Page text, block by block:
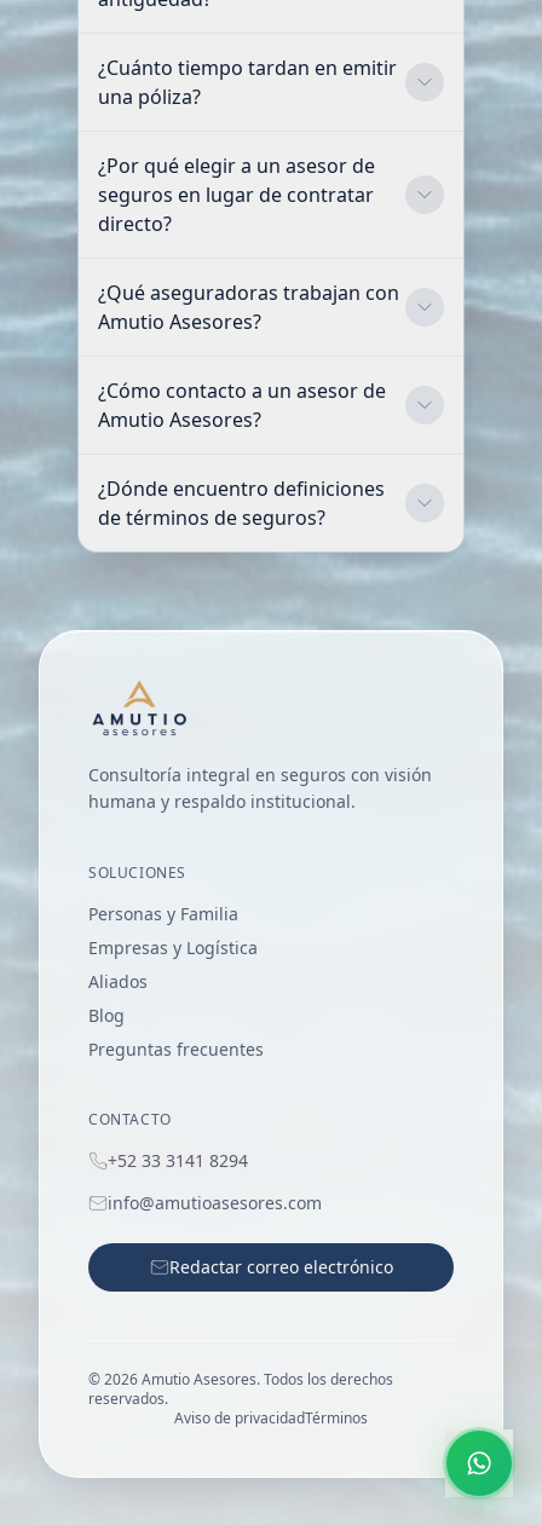
¿Cuánto tiempo tardan en emitir
una póliza?
¿Por qué elegir a un asesor de
seguros en lugar de contratar
directo?
¿Qué aseguradoras trabajan con
Amutio Asesores?
¿Cómo contacto a un asesor de
Amutio Asesores?
¿Dónde encuentro definiciones
de términos de seguros?
Consultoría integral en seguros con visión
humana y respaldo institucional.
SOLUCIONES
Personas y Familia
Empresas y Logística
Aliados
Blog
Preguntas frecuentes
CONTACTO
+52 33 3141 8294
info@amutioasesores.com
Redactar correo electrónico
©2026Amutio Asesores. Todos los derechos
reservados.
Aviso de privacidadTérminos